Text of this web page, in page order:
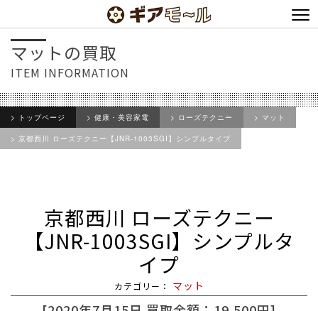
マットの買取
ITEM INFORMATION
トップページ 健康・美容家電 ローズテクニー マット
京都西川 ローズテクニー【JNR-1003SGI】シンプルタイプ
京都西川 ローズテクニー
【JNR-1003SGI】シンプルタ
イプ
マット